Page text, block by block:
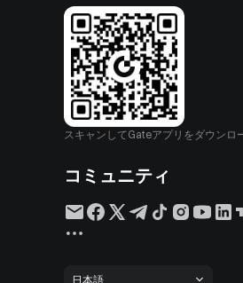
スキャンしてGateアプリをダウンロ
コミュニティ
日本語